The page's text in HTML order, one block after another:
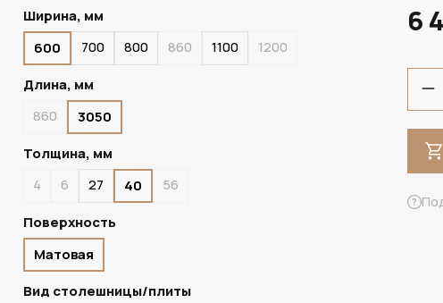
ПОД ЗАКАЗ
Ширина, мм
600
700 800 860 1100
1200
Длина, мм
860
3050
Толщина, мм
4
6 27 40
56
Поверхность
Матовая
Вид столешницы/плиты
6